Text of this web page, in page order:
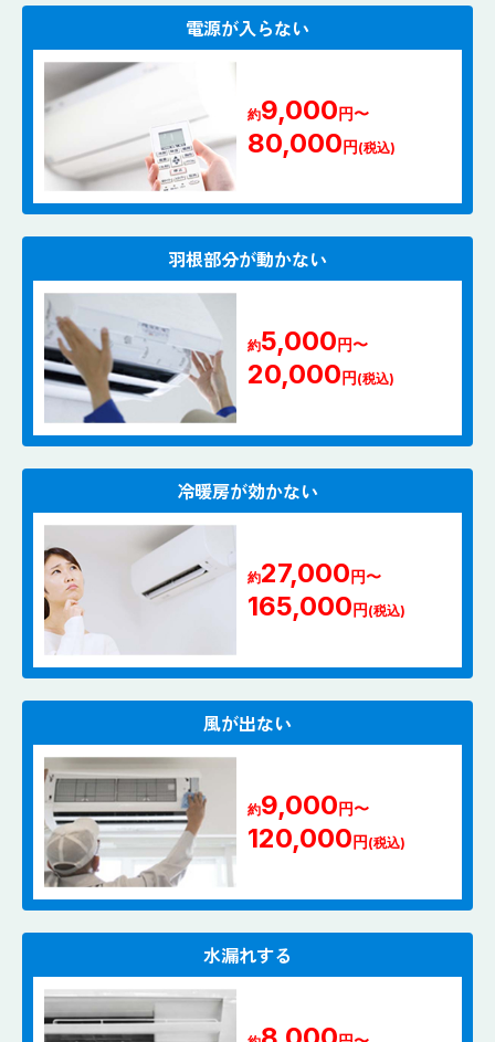
電源が入らない
約9,000円〜
80,000円(税込)
羽根部分が動かない
約5,000円〜
20,000円(税込)
冷暖房が効かない
約27,000円〜
165,000円(税込)
風が出ない
約9,000円〜
120,000円(税込)
水漏れする